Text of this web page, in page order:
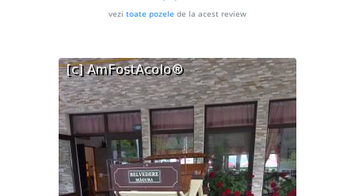
vezi toate pozele de la acest review